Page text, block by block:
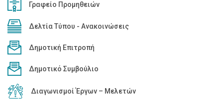
Γραφείο Προμηθειών
Δελτία Τύπου - Ανακοινώσεις
Δημοτική Επιτροπή
Δημοτικό Συμβούλιο
Διαγωνισμοί Έργων – Μελετών